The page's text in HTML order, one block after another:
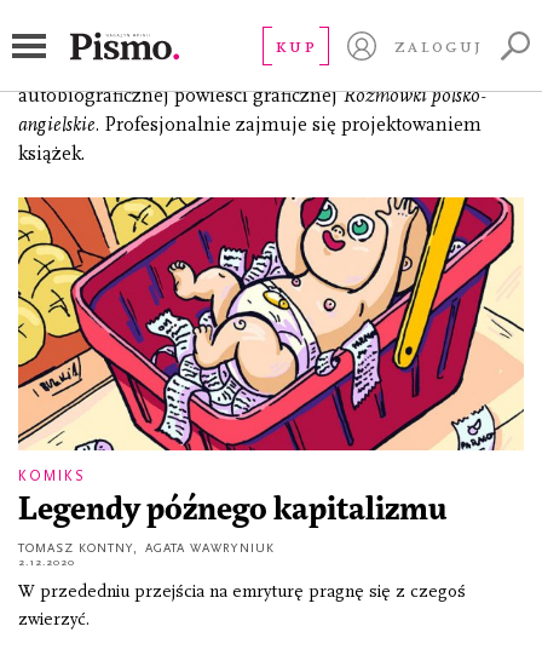
KUP ZALOGUJ
Wawryniuk Agata
(ur. 1987), scenarzystka i rysowniczka. Autorka
autobiograficznej powieści graficznejRozmówki polsko-
angielskie. Profesjonalnie zajmuje się projektowaniem
książek.
KOMIKS
Legendy późnego kapitalizmu
TOMASZ KONTNY AGATA WAWRYNIUK
2.12.2020
W przededniu przejścia na emryturę pragnę się z czegoś
zwierzyć.